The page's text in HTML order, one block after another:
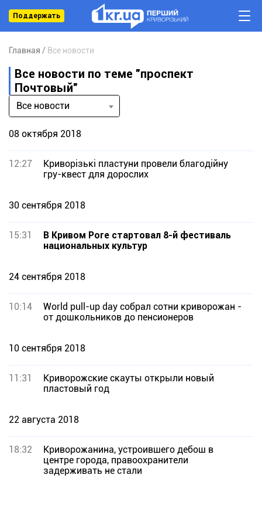
Поддержать
Главная Все новости
Все новости по теме "проспект
Почтовый"
Все новости
08 октября 2018
12:27
Криворізькі пластуни провели благодійну
гру-квест для дорослих
30 сентября 2018
15:31
В Кривом Роге стартовал 8-й фестиваль
национальных культур
24 сентября 2018
10:14
World pull-up day собрал сотни криворожан -
от дошкольников до пенсионеров
10 сентября 2018
11:31
Криворожские скауты открыли новый
пластовый год
22 августа 2018
18:32
Криворожанина, устроившего дебош в
центре города, правоохранители
задерживать не стали